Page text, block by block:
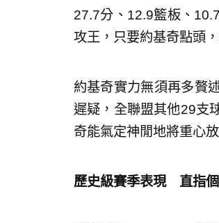
27.7分、12.9籃板、
攻王，只要約基奇點頭
約基奇實力無須再多贅
遲疑，全聯盟其他29支
奇能氣定神閒地將重心
歷史級賽季表現 直指